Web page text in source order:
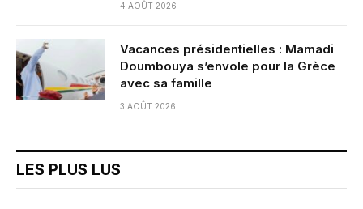
4 AOÛT 2026
Vacances présidentielles : Mamadi
Doumbouya s’envole pour la Grèce
avec sa famille
3 AOÛT 2026
LES PLUS LUS